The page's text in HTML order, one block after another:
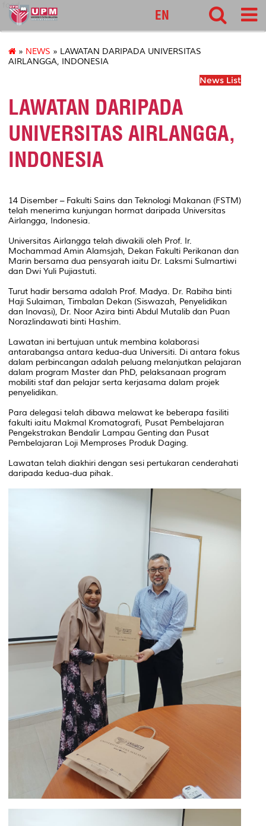
food
EN
» NEWS » LAWATAN DARIPADA UNIVERSITAS
AIRLANGGA, INDONESIA
News List
LAWATAN DARIPADA
UNIVERSITAS AIRLANGGA,
INDONESIA
14 Disember – Fakulti Sains dan Teknologi Makanan (FSTM)
telah menerima kunjungan hormat daripada Universitas
Airlangga, Indonesia.
Universitas Airlangga telah diwakili oleh Prof. Ir.
Mochammad Amin Alamsjah, Dekan Fakulti Perikanan dan
Marin bersama dua pensyarah iaitu Dr. Laksmi Sulmartiwi
dan Dwi Yuli Pujiastuti.
Turut hadir bersama adalah Prof. Madya. Dr. Rabiha binti
Haji Sulaiman, Timbalan Dekan (Siswazah, Penyelidikan
dan Inovasi), Dr. Noor Azira binti Abdul Mutalib dan Puan
Norazlindawati binti Hashim.
Lawatan ini bertujuan untuk membina kolaborasi
antarabangsa antara kedua-dua Universiti. Di antara fokus
dalam perbincangan adalah peluang melanjutkan pelajaran
dalam program Master dan PhD, pelaksanaan program
mobiliti staf dan pelajar serta kerjasama dalam projek
penyelidikan.
Para delegasi telah dibawa melawat ke beberapa fasiliti
fakulti iaitu Makmal Kromatografi, Pusat Pembelajaran
Pengekstrakan Bendalir Lampau Genting dan Pusat
Pembelajaran Loji Memproses Produk Daging.
Lawatan telah diakhiri dengan sesi pertukaran cenderahati
daripada kedua-dua pihak.